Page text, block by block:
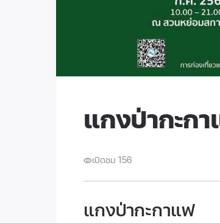
แกงป่ากะก
เปิดชม 156
แกงป่ากะกาแฟ